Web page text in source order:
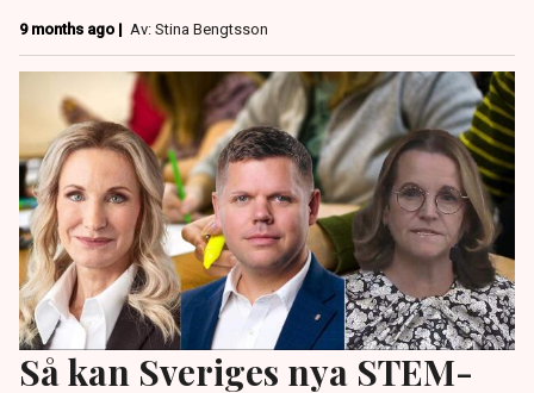
9 months ago | Av: Stina Bengtsson
Så kan Sveriges nya STEM-